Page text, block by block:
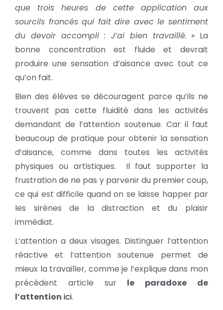
que trois heures de cette application aux
sourcils froncés qui fait dire avec le sentiment
du devoir accompli : J’ai bien travaillé. » La
bonne concentration est fluide et devrait
produire une sensation d’aisance avec tout ce
qu’on fait.
Bien des élèves se découragent parce qu’ils ne
trouvent pas cette fluidité dans les activités
demandant de l’attention soutenue. Car il faut
beaucoup de pratique pour obtenir la sensation
d’aisance, comme dans toutes les activités
physiques ou artistiques. Il faut supporter la
frustration de ne pas y parvenir du premier coup,
ce qui est difficile quand on se laisse happer par
les sirènes de la distraction et du plaisir
immédiat.
L’attention a deux visages. Distinguer l’attention
réactive et l’attention soutenue permet de
mieux la travailler, comme je l’explique dans mon
précédent article sur le paradoxe de
l’attention ici.